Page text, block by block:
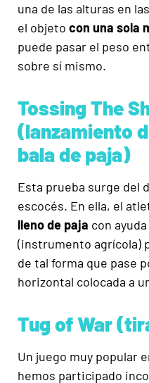
una de las alturas en
el objeto con una sola
puede pasar el peso
sobre sí mismo.
Tossing The
(lanzamiento
bala de paja)
Esta prueba surge del
escocés. En ella, el
lleno de paja con
(instrumento agrícola)
de tal forma que pase
horizontal colocada a
Tug of War
Un juego muy popular
hemos participado